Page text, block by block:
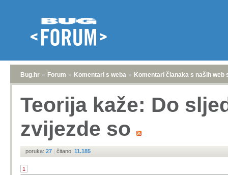
Bug.hr » Forum » Komentari s weba » Komentari članaka s naših web
Teorija kaže: Do
zvijezde so
poruka: 27 | čitano: 11.185
1